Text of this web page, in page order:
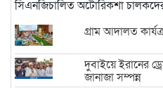
সিএনজিচালিত অটোরিকশা
গ্রাম আদালত
দুবাইয়ে ইরানের
জানাজা সম্পন্ন